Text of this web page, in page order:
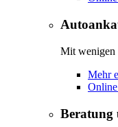
Mit wenigen
Mehr
Beratung